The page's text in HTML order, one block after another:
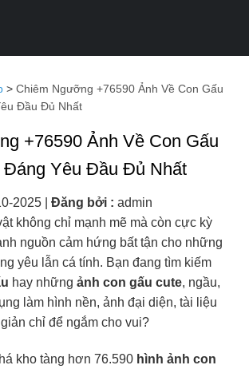
> Chiêm Ngưỡng +76590 Ảnh Về Con Gấu
Đầu Đủ Nhất
+76590 Ảnh Về Con Gấu
Yêu Đầu Đủ Nhất
2025 Đăng bởi : admin
không chỉ mạnh mẽ mà còn cực kỳ
nguồn cảm hứng bất tận cho những
yêu lẫn cá tính. Bạn đang tìm kiếm
hay những ảnh con gấu cute, ngầu,
làm hình nền, ảnh đại diện, tài liệu
chỉ để ngắm cho vui?
kho tàng hơn 76.590 hình ảnh con